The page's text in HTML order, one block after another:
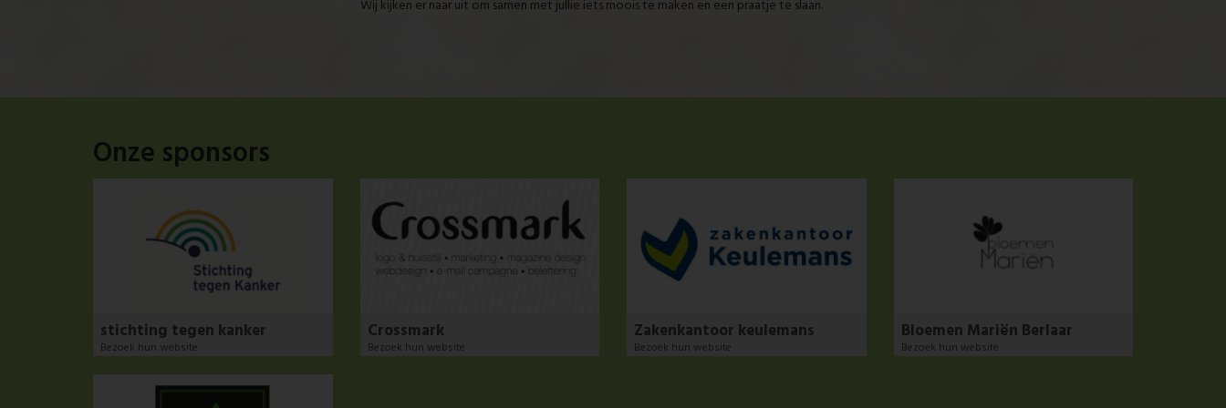
Wij kijken er naar uit om samen met jullie iets moois te maken en een praatje te slaan.
Onze sponsors
stichting tegen kanker
Bezoek hun website
Crossmark
Bezoek hun website
Zakenkantoor keulemans
Bezoek hun website
Bloemen Mariën Berlaar
Bezoek hun website